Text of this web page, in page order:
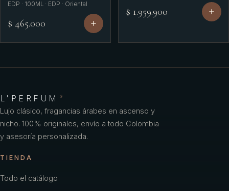
EDP · 100ML · EDP · Oriental
$ 465.000
$ 1.959.900
L'PERFUM ®
Lujo clásico, fragancias árabes en ascenso y
nicho. 100% originales, envío a todo Colombia
y asesoría personalizada.
TIENDA
Todo el catálogo